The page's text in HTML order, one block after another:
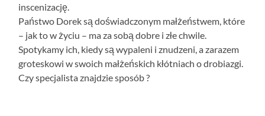
inscenizację.
Państwo Dorek są doświadczonym małżeństwem, które
– jak to w życiu – ma za sobą dobre i złe chwile.
Spotykamy ich, kiedy są wypaleni i znudzeni, a zarazem
groteskowi w swoich małżeńskich kłótniach o drobiazgi.
Czy specjalista znajdzie sposób ?